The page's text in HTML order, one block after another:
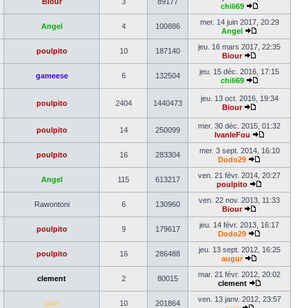
dernier
chili69
Voir
le
message
Angel 4 100886
mer. 14 juin 2017, 20:29
Angel
Voir
le
message
poulpito 10 187140
jeu. 16 mars 2017, 22:35
Biour
Voir
le
dernier
message
gameese 6 132504
jeu. 15 déc. 2016, 17:15
chili69
Voir
le
dernier
poulpito 2404 1440473
jeu. 13 oct. 2016, 19:34
Biour
le
dernier
message
poulpito 14 250099
mer. 30 déc. 2015, 01:32
IvanleFou
Voir
le
message
poulpito 16 283304
mer. 3 sept. 2014, 16:10
Dodo29
Voir
le
dernier
message
Angel 115 613217
ven. 21 févr. 2014, 20:27
poulpito
Voir
le
message
Rawontoni 6 130960
ven. 22 nov. 2013, 11:33
Biour
Voir
le
dernier
message
poulpito 9 179617
jeu. 14 févr. 2013, 16:17
Dodo29
Voir
le
message
poulpito 16 286488
jeu. 13 sept. 2012, 16:25
augur
Voir
le
dernier
message
clement 2 80015
mar. 21 févr. 2012, 20:02
clement
Voir
le
cain 10 201864
ven. 13 janv. 2012, 23:57